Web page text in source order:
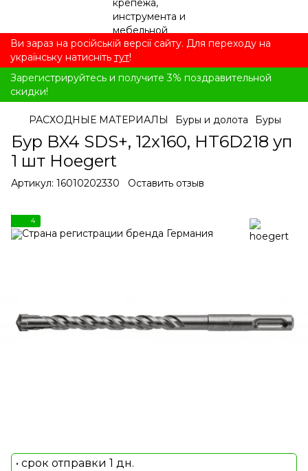
Ви зараз на російській версії сайту. Для переходу на
українську натисніть тут!
Зарегистрируйтесь и получите 3% поздравительной
скидки!
РАСХОДНЫЕ МАТЕРИАЛЫ Буры и долота Буры
Бур BX4 SDS+, 12x160, HT6D218 уп
1 шт Hoegert
Артикул: 16010202330 Оставить отзыв
4
• срок отправки 1 дн.